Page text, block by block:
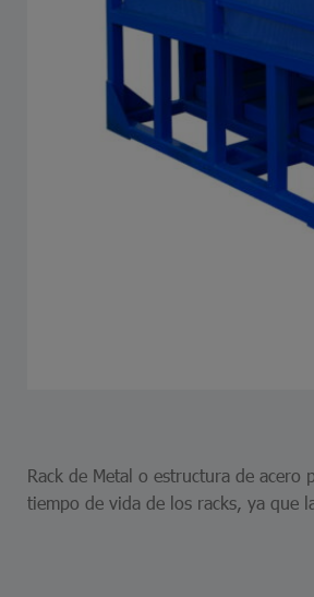
Rack de Metal o estructura de
tiempo de vida de los racks, ya que